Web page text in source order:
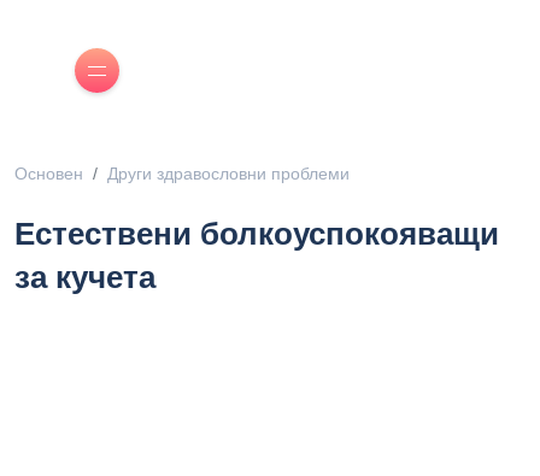
Основен Други здравословни проблеми
Естествени болкоуспокояващи
за кучета